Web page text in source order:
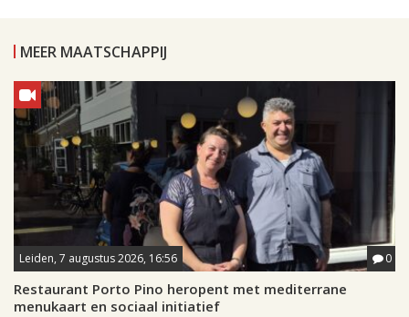
MEER MAATSCHAPPIJ
Leiden, 7 augustus 2026, 16:56 0
Restaurant Porto Pino heropent met mediterrane
menukaart en sociaal initiatief